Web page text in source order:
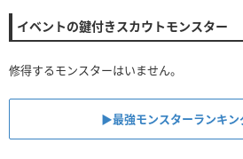
イベントの鍵付きスカウトモンスター
修得するモンスターはいません。
▶︎最強モンスターランキン